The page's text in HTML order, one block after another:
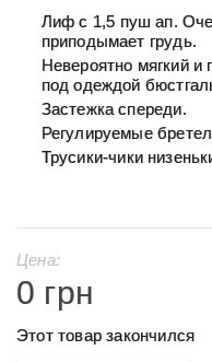
Лиф с 1,5 пуш ап.
приподымает грудь.
Невероятно мягкий и
под одеждой
Застежка спереди.
Регулируемые
Трусики-чики
Цена:
0 грн
Этот товар закончился